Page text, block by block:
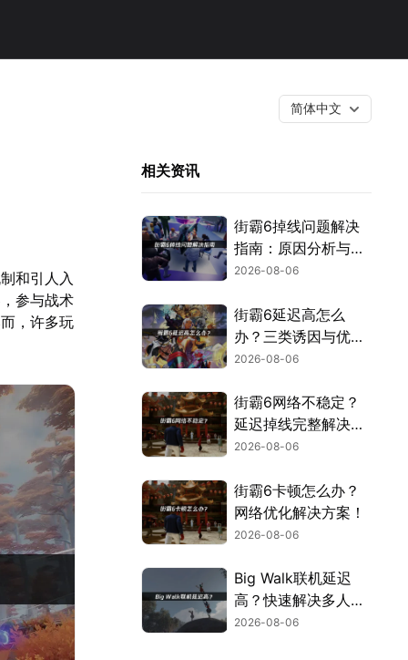
简体中文
和引人入
参与战术
，许多玩
相关资讯
街霸6掉线问题解决
指南：原因分析与网
络优化技巧！
2026-08-06
街霸6延迟高怎么
办？三类诱因与优化
解决方案！
2026-08-06
街霸6网络不稳定？
延迟掉线完整解决指
南！
2026-08-06
街霸6卡顿怎么办？
网络优化解决方案！
2026-08-06
Big Walk联机延迟
高？快速解决多人联
机卡顿问题！
2026-08-06